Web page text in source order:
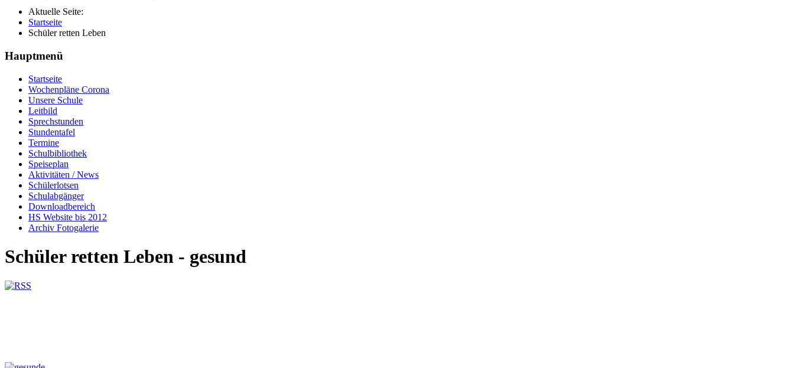
Aktuelle Seite:
Startseite
Schüler retten Leben
Hauptmenü
Startseite
Wochenpläne Corona
Unsere Schule
Leitbild
Sprechstunden
Stundentafel
Termine
Schulbibliothek
Speiseplan
Aktivitäten / News
Schülerlotsen
Schulabgänger
Downloadbereich
HS Website bis 2012
Archiv Fotogalerie
Schüler retten Leben - gesund